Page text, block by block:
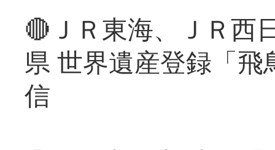
🔴ＪＲ東海、ＪＲ西
県 世界遺産登録「
信